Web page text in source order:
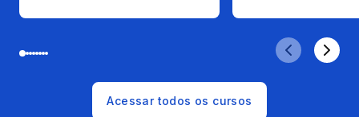
Acessar todos os cursos